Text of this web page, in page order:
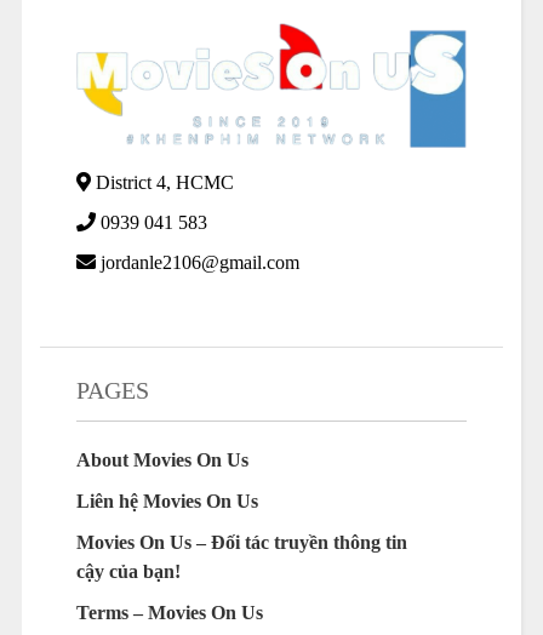
District 4, HCMC
0939 041 583
jordanle2106@gmail.com
PAGES
About Movies On Us
Liên hệ Movies On Us
Movies On Us – Đối tác truyền thông tin
cậy của bạn!
Terms – Movies On Us